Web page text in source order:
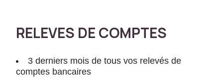
RELEVES DE COMPTES
3 derniers mois de tous vos relevés de
comptes bancaires
s
e
u
si